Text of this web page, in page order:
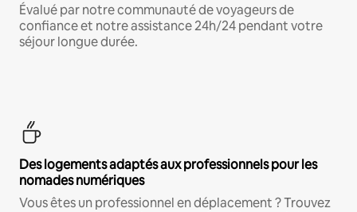
Évalué par notre communauté de voyageurs de
confiance et notre assistance 24h/24 pendant votre
séjour longue durée.
Des logements adaptés aux professionnels pour les
nomades numériques
Vous êtes un professionnel en déplacement ? Trouvez